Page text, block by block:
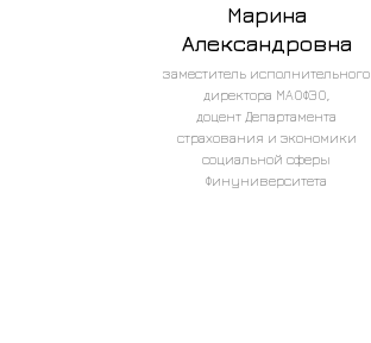
Марина
Александровна
заместитель исполнительного
директора МАОФЭО,
доцент Департамента
страхования и экономики
социальной сферы
Финуниверситета